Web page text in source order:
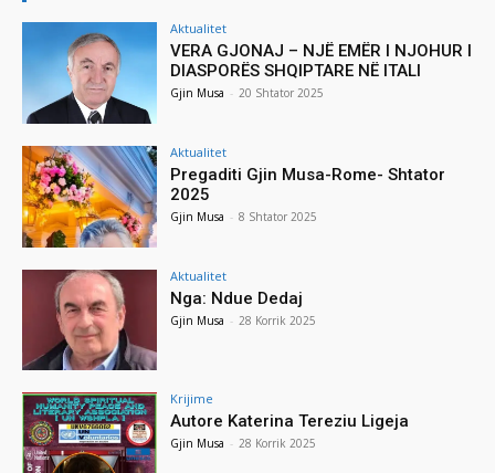
Aktualitet
VERA GJONAJ – NJË EMËR I NJOHUR I
DIASPORËS SHQIPTARE NË ITALI
Gjin Musa - 20 Shtator 2025
Aktualitet
Pregaditi Gjin Musa-Rome- Shtator
2025
Gjin Musa - 8 Shtator 2025
Aktualitet
Nga: Ndue Dedaj
Gjin Musa - 28 Korrik 2025
Krijime
Autore Katerina Tereziu Ligeja
Gjin Musa - 28 Korrik 2025